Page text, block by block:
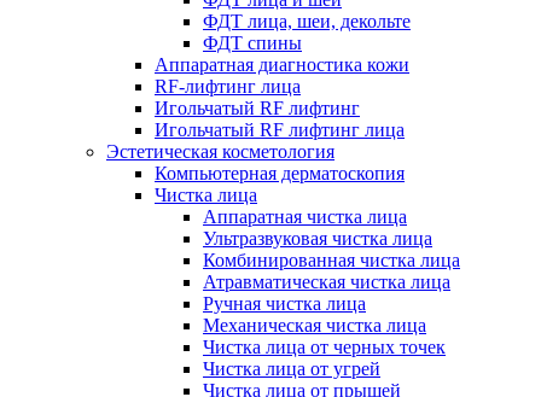
ФДТ лица, шеи, декольте
ФДТ спины
Аппаратная диагностика кожи
RF-лифтинг лица
Игольчатый RF лифтинг
Игольчатый RF лифтинг лица
Эстетическая косметология
Компьютерная дерматоскопия
Чистка лица
Аппаратная чистка лица
Ультразвуковая чистка лица
Комбинированная чистка лица
Атравматическая чистка лица
Ручная чистка лица
Механическая чистка лица
Чистка лица от черных точек
Чистка лица от угрей
Чистка лица от прыщей